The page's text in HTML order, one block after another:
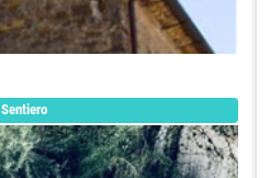
Sentiero